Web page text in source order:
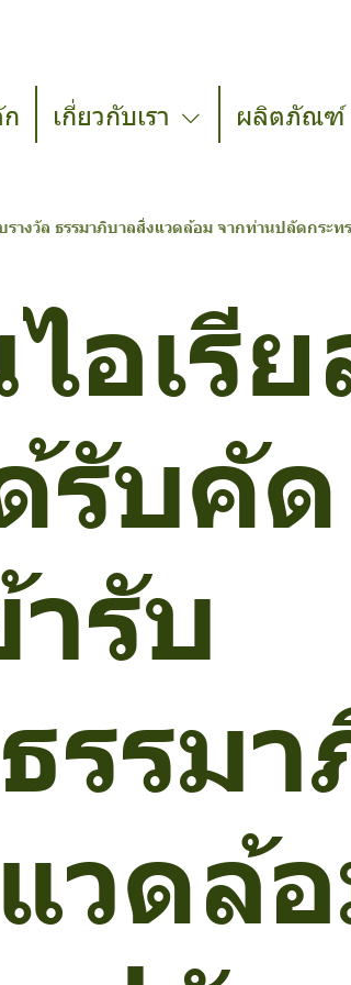
เกี่ยวกับเรา ผลิตภัณฑ์
รางวัล ธรรมาภิบาลสิ่งแวดล้อม จากท่านปลัดกระท
อเรีย
รับคัด
รับ
รรมา
วดล้